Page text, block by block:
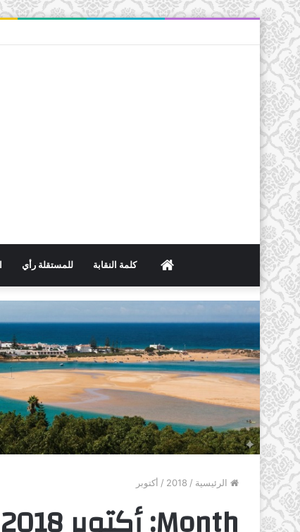
الرئيسيةكلمة النقابة للمستقلة رأي
الرئيسية /
2018
/ أكتوبر